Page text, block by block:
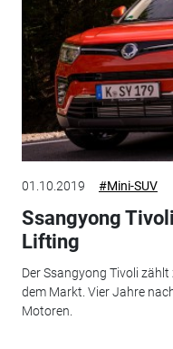
01.10.2019 #Mini-SUV
Ssangyong
Lifting
Der Ssangyong Tivoli
dem Markt. Vier Jahre
Motoren.